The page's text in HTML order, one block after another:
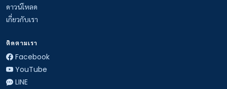
ดาวน์โหลด
เกี่ยวกับเรา
ติดตามเรา
Facebook
YouTube
LINE